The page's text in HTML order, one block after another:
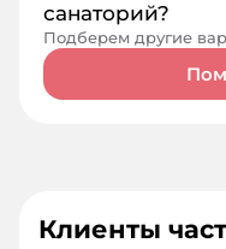
санаторий?
Подберем другие
Клиенты